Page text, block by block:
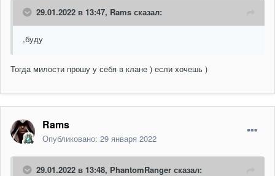
29.01.2022 в 13:47, Rams сказал:
,буду
Тогда милости прошу у себя в клане ) если хочешь )
Rams
Опубликовано: 29 января 2022
29.01.2022 в 13:48, PhantomRanger сказал: